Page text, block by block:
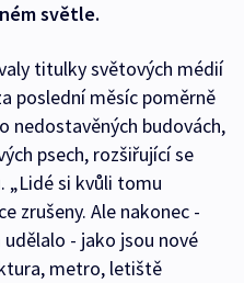
světle.
titulky světových médií
poslední měsíc poměrně
nedostavěných budovách,
psech, rozšiřující se
„Lidé si kvůli tomu
zrušeny. Ale nakonec -
- jako jsou nové
metro, letiště